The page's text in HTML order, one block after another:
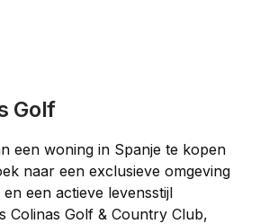
Golf
een woning in Spanje te kopen
naar een exclusieve omgeving
een actieve levensstijl
Colinas Golf & Country Club,